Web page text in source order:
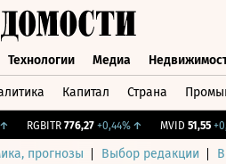
Технологии Медиа
Капитал Страна
RGBITR 776,27 +0,44%↑ MVID 51,55
прогнозы Выбор редакции